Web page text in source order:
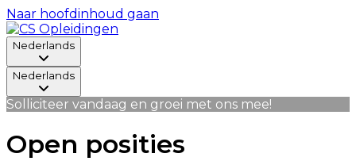
Naar hoofdinhoud gaan
Nederlands
Nederlands
Solliciteer vandaag en groei met ons mee!
Open posities